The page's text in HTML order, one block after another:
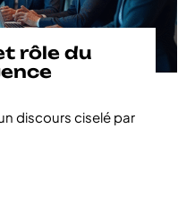
rôle du
discours ciselé par